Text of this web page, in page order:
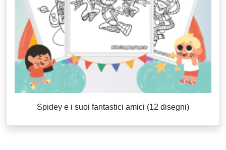
Spidey e i suoi fantastici amici (12 disegni)